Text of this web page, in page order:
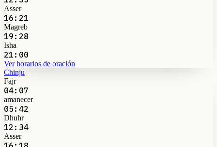
Asser
16:21
Magreb
19:28
Isha
21:00
Ver horarios de oración
Chinju
Fajr
04:07
amanecer
05:42
Dhuhr
12:34
Asser